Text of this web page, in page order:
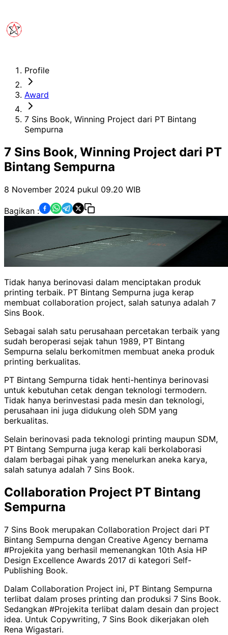
Profile
Award
7 Sins Book, Winning Project dari PT Bintang
Sempurna
7 Sins Book, Winning Project dari PT
Bintang Sempurna
8 November 2024 pukul 09.20 WIB
Bagikan :
Tidak hanya berinovasi dalam menciptakan produk
printing terbaik. PT Bintang Sempurna juga kerap
membuat collaboration project, salah satunya adalah 7
Sins Book.
Sebagai salah satu perusahaan percetakan terbaik yang
sudah beroperasi sejak tahun 1989, PT Bintang
Sempurna selalu berkomitmen membuat aneka produk
printing berkualitas.
PT Bintang Sempurna tidak henti-hentinya berinovasi
untuk kebutuhan cetak dengan teknologi termodern.
Tidak hanya berinvestasi pada mesin dan teknologi,
perusahaan ini juga didukung oleh SDM yang
berkualitas.
Selain berinovasi pada teknologi printing maupun SDM,
PT Bintang Sempurna juga kerap kali berkolaborasi
dalam berbagai pihak yang menelurkan aneka karya,
salah satunya adalah 7 Sins Book.
Collaboration Project PT Bintang
Sempurna
7 Sins Book merupakan Collaboration Project dari PT
Bintang Sempurna dengan Creative Agency bernama
#Projekita yang berhasil memenangkan 10th Asia HP
Design Excellence Awards 2017 di kategori Self-
Publishing Book.
Dalam Collaboration Project ini, PT Bintang Sempurna
terlibat dalam proses printing dan produksi 7 Sins Book.
Sedangkan #Projekita terlibat dalam desain dan project
idea. Untuk Copywriting, 7 Sins Book dikerjakan oleh
Rena Wigastari.